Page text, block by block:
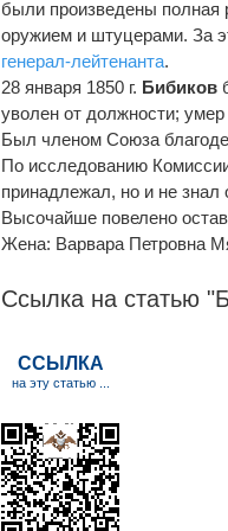
были произведены полная
оружием и штуцерами. За
генерал-лейтенанта.
28 января 1850 г. Бибиков
уволен от должности; умер
Был членом Союза
По исследованию
принадлежал, но и не
Высочайше повелено
Жена: Варвара Петровна
Ссылка на статью